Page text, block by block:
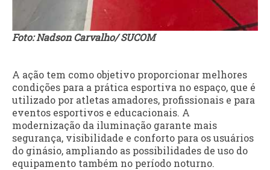
Foto: Nadson Carvalho/ SUCOM
A ação tem como objetivo proporcionar melhores
condições para a prática esportiva no espaço, que é
utilizado por atletas amadores, profissionais e para
eventos esportivos e educacionais. A
modernização da iluminação garante mais
segurança, visibilidade e conforto para os usuários
do ginásio, ampliando as possibilidades de uso do
equipamento também no período noturno.